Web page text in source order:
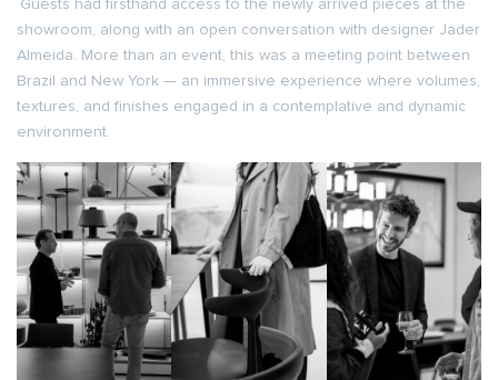
Guests had firsthand access to the newly arrived pieces at the
showroom, along with an open conversation with designer Jader
Almeida. More than an event, this was a meeting point between
Brazil and New York — an immersive experience where volumes,
textures, and finishes engaged in a contemplative and dynamic
environment.